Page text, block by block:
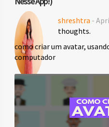
shreshtra -
thoughts.
como criar um avatar,
computador